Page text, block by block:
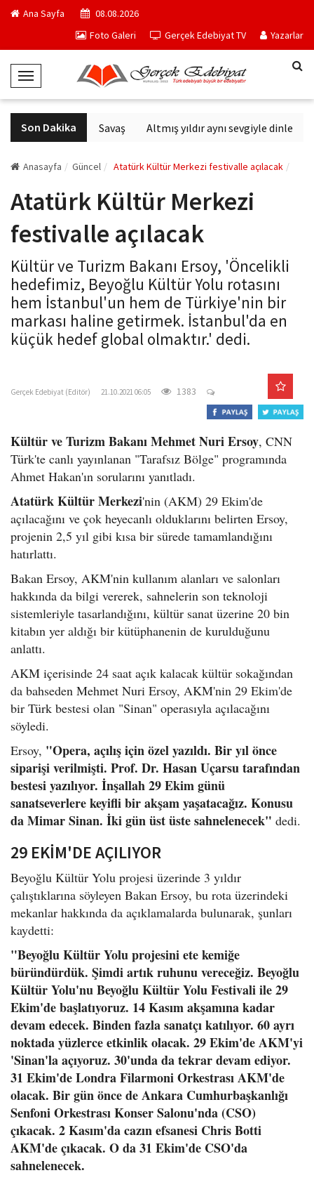
Ana Sayfa
08.08.2026
Foto Galeri
Gerçek Edebiyat TV Yazarlar
T
o
g
g
e
a
i
a
t
i
o
n
Son Dakika
Altıncı Nesil Savaş Altmış yıldır aynı sevgiyle dinlenen
Anasayfa Güncel Atatürk Kültür Merkezi festivalle açılacak
Atatürk Kültür Merkezi
festivalle açılacak
Kültür ve Turizm Bakanı Ersoy, 'Öncelikli
hedefimiz, Beyoğlu Kültür Yolu rotasını
hem İstanbul'un hem de Türkiye'nin bir
markası haline getirmek. İstanbul'da en
küçük hedef global olmaktır.' dedi.
Gerçek Edebiyat (Editör) 21.10.2021 06:05 1383
Kültür ve Turizm Bakanı Mehmet Nuri Ersoy, CNN
Türk'te canlı yayınlanan "Tarafsız Bölge" programında
Ahmet Hakan'ın sorularını yanıtladı.
Atatürk Kültür Merkezi'nin (AKM) 29 Ekim'de
açılacağını ve çok heyecanlı olduklarını belirten Ersoy,
projenin 2,5 yıl gibi kısa bir sürede tamamlandığını
hatırlattı.
Bakan Ersoy, AKM'nin kullanım alanları ve salonları
hakkında da bilgi vererek, sahnelerin son teknoloji
sistemleriyle tasarlandığını, kültür sanat üzerine 20 bin
kitabın yer aldığı bir kütüphanenin de kurulduğunu
anlattı.
AKM içerisinde 24 saat açık kalacak kültür sokağından
da bahseden Mehmet Nuri Ersoy, AKM'nin 29 Ekim'de
bir Türk bestesi olan "Sinan" operasıyla açılacağını
söyledi.
Ersoy, "Opera, açılış için özel yazıldı. Bir yıl önce
siparişi verilmişti. Prof. Dr. Hasan Uçarsu tarafından
bestesi yazılıyor. İnşallah 29 Ekim günü
sanatseverlere keyifli bir akşam yaşatacağız. Konusu
da Mimar Sinan. İki gün üst üste sahnelenecek" dedi.
29 EKİM'DE AÇILIYOR
Beyoğlu Kültür Yolu projesi üzerinde 3 yıldır
çalıştıklarına söyleyen Bakan Ersoy, bu rota üzerindeki
mekanlar hakkında da açıklamalarda bulunarak, şunları
kaydetti:
"Beyoğlu Kültür Yolu projesini ete kemiğe
büründürdük. Şimdi artık ruhunu vereceğiz. Beyoğlu
Kültür Yolu'nu Beyoğlu Kültür Yolu Festivali ile 29
Ekim'de başlatıyoruz. 14 Kasım akşamına kadar
devam edecek. Binden fazla sanatçı katılıyor. 60 ayrı
noktada yüzlerce etkinlik olacak. 29 Ekim'de AKM'yi
'Sinan'la açıyoruz. 30'unda da tekrar devam ediyor.
31 Ekim'de Londra Filarmoni Orkestrası AKM'de
olacak. Bir gün önce de Ankara Cumhurbaşkanlığı
Senfoni Orkestrası Konser Salonu'nda (CSO)
çıkacak. 2 Kasım'da cazın efsanesi Chris Botti
AKM'de çıkacak. O da 31 Ekim'de CSO'da
sahnelenecek.